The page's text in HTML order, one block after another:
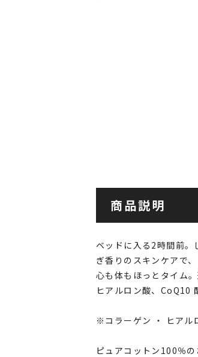
商品説明
ベッドに入る2時間前。
ぎ香りのスキンケアで、
心も体もほっとタイム
ヒアルロン酸、CoQ10
※コラーゲン ・ ヒアル
ピュアコットン100％